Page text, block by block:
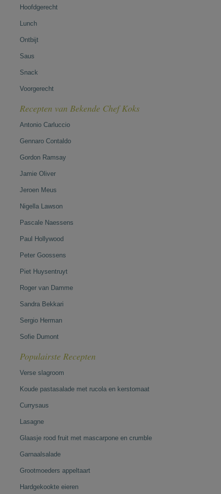
Hoofdgerecht
Lunch
Ontbijt
Saus
Snack
Voorgerecht
Recepten van Bekende Chef Koks
Antonio Carluccio
Gennaro Contaldo
Gordon Ramsay
Jamie Oliver
Jeroen Meus
Nigella Lawson
Pascale Naessens
Paul Hollywood
Peter Goossens
Piet Huysentruyt
Roger van Damme
Sandra Bekkari
Sergio Herman
Sofie Dumont
Populairste Recepten
Verse slagroom
Koude pastasalade met rucola en kerstomaat
Currysaus
Lasagne
Glaasje rood fruit met mascarpone en crumble
Garnaalsalade
Grootmoeders appeltaart
Hardgekookte eieren